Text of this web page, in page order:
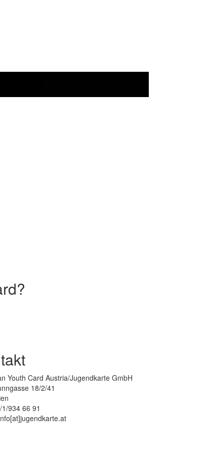
Youth Card Austria/Jugendkarte GmbH
18/2/41
934 66 91